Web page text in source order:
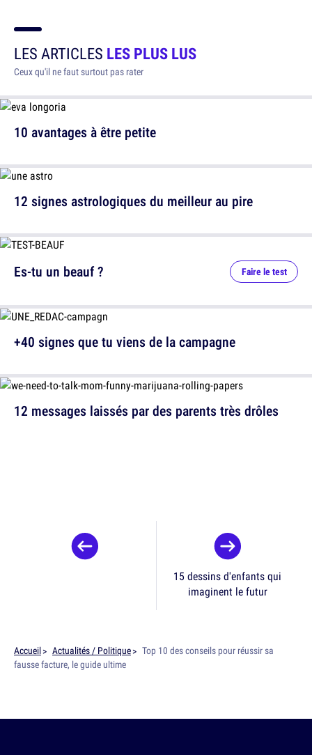
LES ARTICLES LES PLUS LUS
Ceux qu'il ne faut surtout pas rater
10 avantages à être petite
12 signes astrologiques du meilleur au pire
12 messages laissés par des parents très drôles
Es-tu un beauf ? Faire le test
+40 signes que tu viens de la campagne
15 dessins d'enfants qui
imaginent le futur
Accueil Actualités / Politique
Top 10 des conseils pour réussir sa
fausse facture, le guide ultime